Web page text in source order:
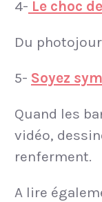
4- Le choc
Du
5- Soyez
Quand les
vidéo,
renferment.
A lire